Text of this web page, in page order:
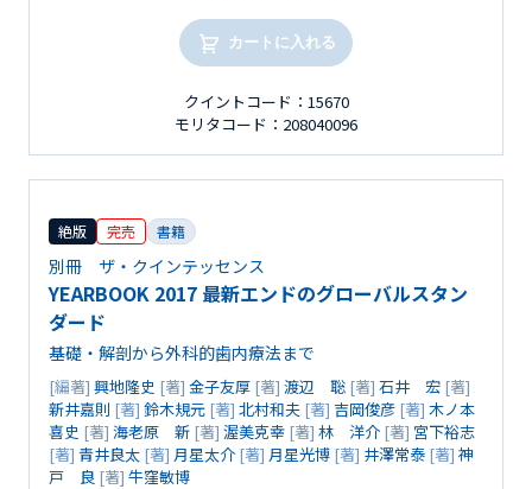
カートに入れる
クイントコード：15670
モリタコード：208040096
絶版 完売 書籍
別冊 ザ・クインテッセンス
YEARBOOK 2017 最新エンドのグローバルスタン
ダード
基礎・解剖から外科的歯内療法まで
[編著] 興地隆史 [著] 金子友厚 [著] 渡辺 聡 [著] 石井 宏 [著]
新井嘉則 [著] 鈴木規元 [著] 北村和夫 [著] 吉岡俊彦 [著] 木ノ本
喜史 [著] 海老原 新 [著] 渥美克幸 [著] 林 洋介 [著] 宮下裕志
[著] 青井良太 [著] 月星太介 [著] 月星光博 [著] 井澤常泰 [著] 神
戸 良 [著] 牛窪敏博